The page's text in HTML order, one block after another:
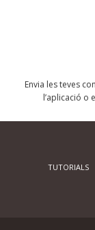
Envia les teves
l’aplicació o
TUTORIALS